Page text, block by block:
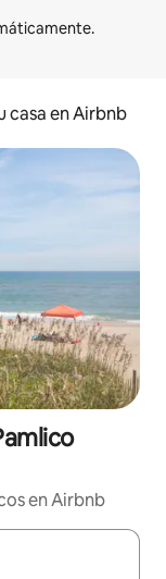
casa en Airbnb
en Airbnb
navega con las